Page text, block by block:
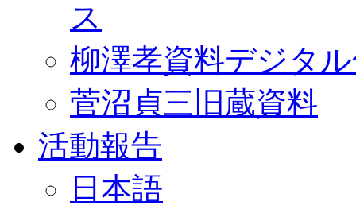
ス
柳澤孝資料デジタ
菅沼貞三旧蔵資料
活動報告
日本語